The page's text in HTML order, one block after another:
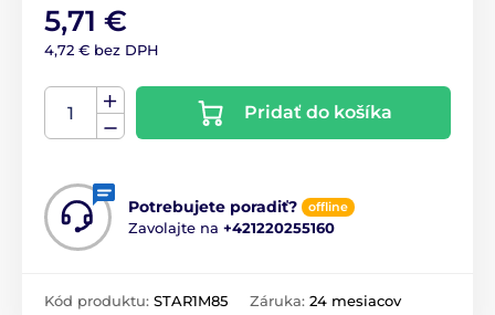
5,71 €
4,72 € bez DPH
Pridať do košíka
Potrebujete poradiť? offline
Zavolajte na +421220255160
Kód produktu: STAR1M85 Záruka: 24 mesiacov